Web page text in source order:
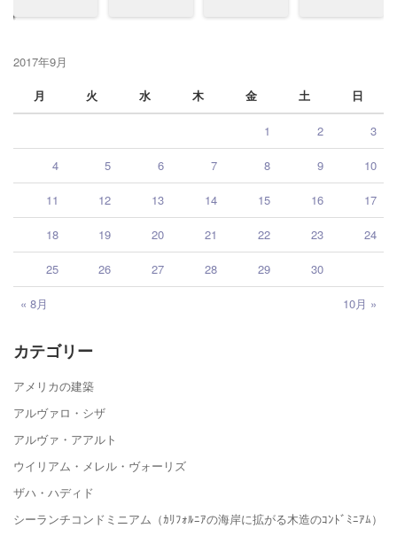
2017年9月
月
火 水 木 金 土 日
« 8月 10月 »
1 2 3
4 5 6 7 8 9 10
11 12 13 14 15 16 17
18 19 20 21 22 23 24
25 26 27 28 29 30
カテゴリー
アメリカの建築
アルヴァロ・シザ
アルヴァ・アアルト
ウイリアム・メレル・ヴォーリズ
ザハ・ハディド
シーランチコンドミニアム（ｶﾘﾌｫﾙﾆｱの海岸に拡がる木造のｺﾝﾄﾞﾐﾆｱﾑ）